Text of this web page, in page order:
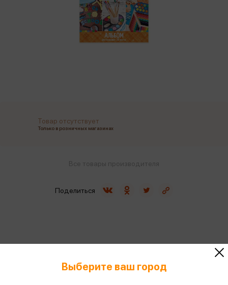
Товар отсутствует
Только в розничных магазинах
Поделиться
Выберите ваш город